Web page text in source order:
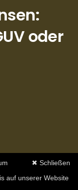
oder
✖ Schließen
auf unserer Website